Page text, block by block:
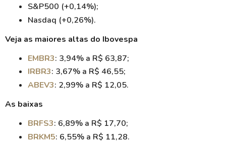
S&P500 (+0,14%);
Nasdaq (+0,26%).
Veja as maiores altas do Ibovespa
EMBR3: 3,94% a R$ 63,87;
IRBR3: 3,67% a R$ 46,55;
ABEV3: 2,99% a R$ 12,05.
As baixas
BRFS3: 6,89% a R$ 17,70;
BRKM5: 6,55% a R$ 11,28.